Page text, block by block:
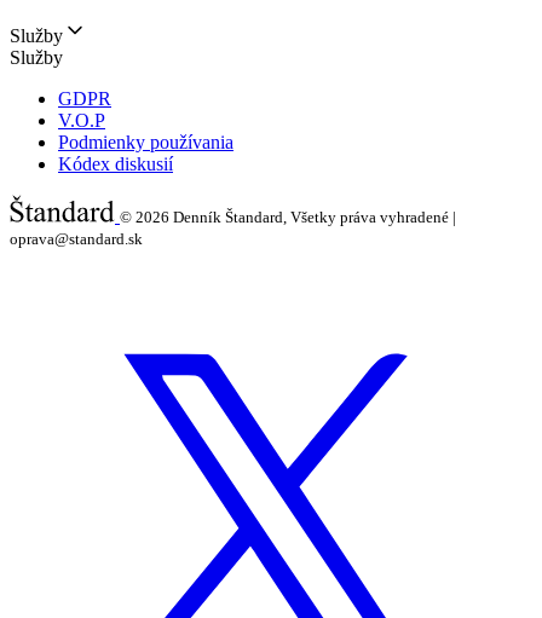
Služby
Služby
GDPR
V.O.P
Podmienky používania
Kódex diskusií
© 2026 Denník Štandard, Všetky práva vyhradené |
oprava@standard.sk